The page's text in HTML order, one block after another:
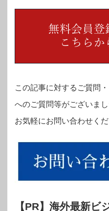
この記事に対するご質問
へのご質問等がございま
お気軽にお問い合わせくだ
【PR】海外最新ビ